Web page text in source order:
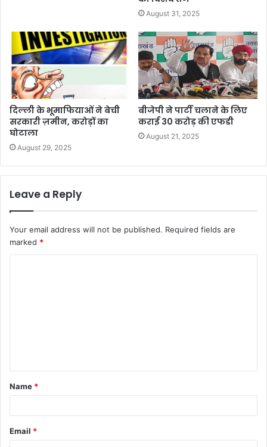
August 31, 2025
दिल्ली के भूमाफियाओं ने बेची
सरकारी ज़मीन, करोड़ों का
घोटाला
August 29, 2025
बीजेपी ने पार्टी चलाने के लिए
कराई 30 करोड़ की एफडी
August 21, 2025
Leave a Reply
Your email address will not be published. Required fields are
marked *
t
*
Name *
Email *